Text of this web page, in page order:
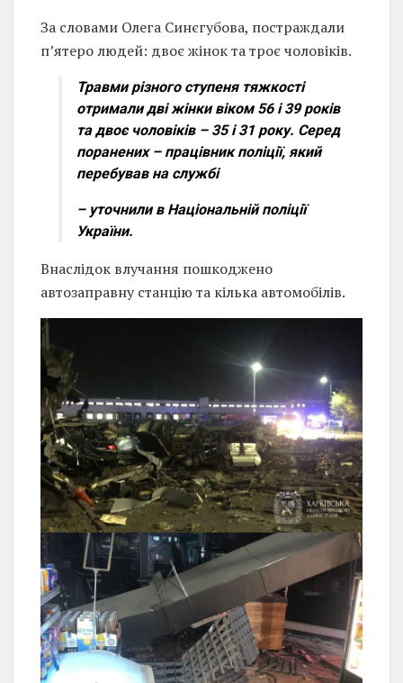
За словами Олега Синєгубова, постраждали
пʼятеро людей: двоє жінок та троє чоловіків.
Травми різного ступеня тяжкості
отримали дві жінки віком 56 і 39 років
та двоє чоловіків – 35 і 31 року. Серед
поранених – працівник поліції, який
перебував на службі
– уточнили в Національній поліції
України.
Внаслідок влучання пошкоджено
автозаправну станцію та кілька автомобілів.